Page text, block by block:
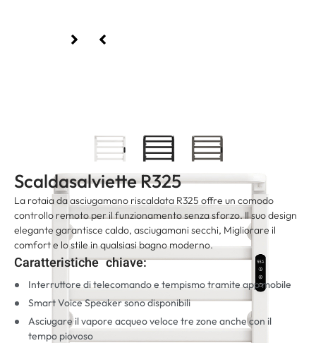
Scaldasalviette R325
La rotaia da asciugamano riscaldata R325 offre un comodo
controllo remoto per il funzionamento senza sforzo. Il suo design
elegante garantisce caldo, asciugamani secchi, Migliorare il
comfort e lo stile in qualsiasi bagno moderno.
Caratteristiche chiave:
Interruttore di telecomando e tempismo tramite app mobile
Smart Voice Speaker sono disponibili
Asciugare il vapore acqueo veloce tre zone anche con il
tempo piovoso